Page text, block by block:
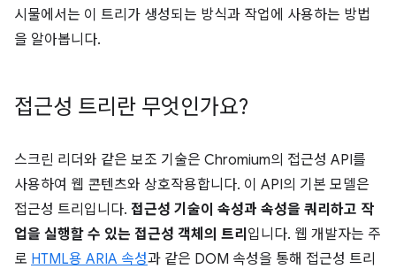
시물에서는 이 트리가 생성되는 방식과 작업에 사용하는 방법
을 알아봅니다.
접근성 트리란 무엇인가요?
스크린 리더와 같은 보조 기술은 Chromium의 접근성 API를
사용하여 웹 콘텐츠와 상호작용합니다. 이 API의 기본 모델은
접근성 트리입니다. 접근성 기술이 속성과 속성을 쿼리하고 작
업을 실행할 수 있는 접근성 객체의 트리 입니다. 웹 개발자는 주
로 HTML용 ARIA 속성과 같은 DOM 속성을 통해 접근성 트리